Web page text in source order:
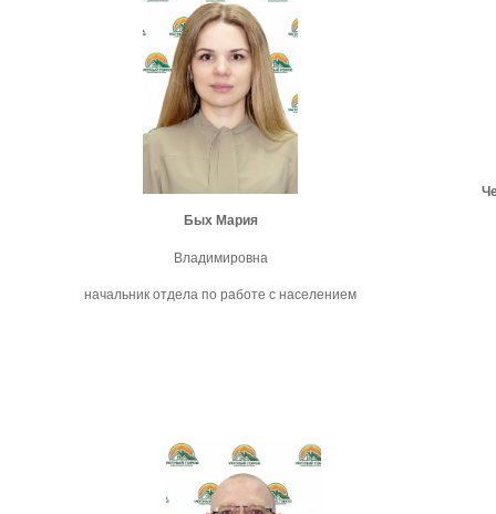
Бых Мария
Владимировна
начальник отдела по работе с населением